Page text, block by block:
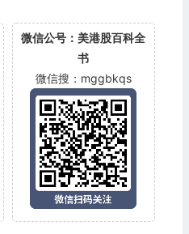
微信公号：美港股百科全
书
微信搜：mggbkqs